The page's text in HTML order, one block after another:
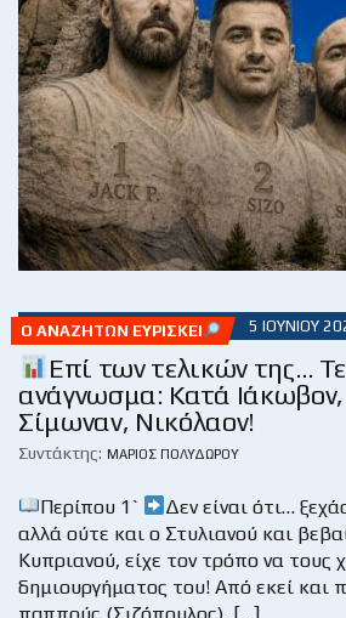
Ο ΑΝΑΖΗΤΏΝ ΕΥΡΊΣΚΕΙ 5 ΙΟΥΝΊΟΥ
Επί των τελικών της…
ανάγνωσμα: Κατά Ιάκωβον,
Σίμωναν, Νικόλαον!
Συντάκτης: ΜΆΡΙΟΣ ΠΟΛΥΔΏΡΟΥ
Περίπου 1`
Δεν είναι ότι…
αλλά ούτε και ο Στυλιανού και
Κυπριανού, είχε τον τρόπο να τους
δημιουργήματος του! Από εκεί και